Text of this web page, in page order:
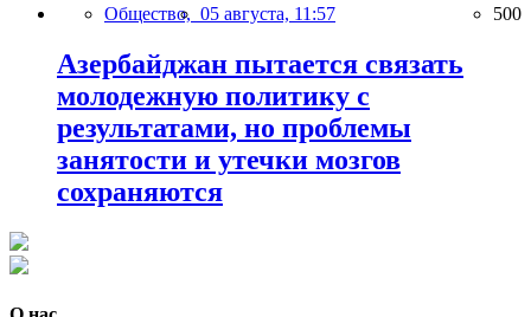
Общество, 05 августа, 11:57 500
Азербайджан пытается связать
молодежную политику с
результатами, но проблемы
занятости и утечки мозгов
сохраняются